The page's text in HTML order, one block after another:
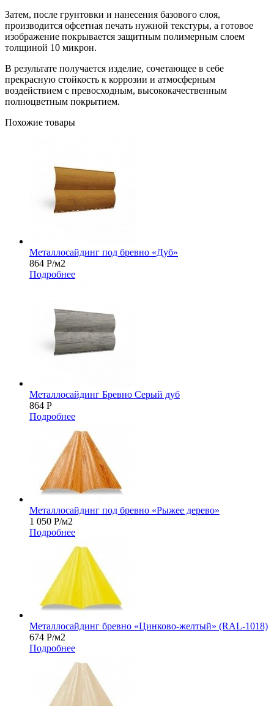
Затем, после грунтовки и нанесения базового слоя,
производится офсетная печать нужной текстуры, а готовое
изображение покрывается защитным полимерным слоем
толщиной 10 микрон.
В результате получается изделие, сочетающее в себе
прекрасную стойкость к коррозии и атмосферным
воздействием с превосходным, высококачественным
полноцветным покрытием.
Похожие товары
Металлосайдинг под бревно «Дуб»
864 Р/м2
Подробнее
Металлосайдинг Бревно Серый дуб
864 Р
Подробнее
Металлосайдинг под бревно «Рыжее дерево»
1 050 Р/м2
Подробнее
Металлосайдинг бревно «Цинково-желтый» (RAL-1018)
674 Р/м2
Подробнее